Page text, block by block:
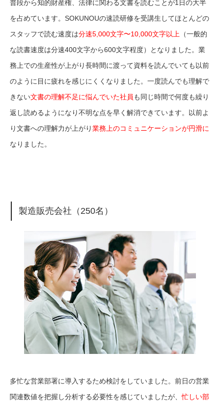
普段から知的財産権、法律に関わる文書を読むことが1日の大半
を占めています。SOKUNOUの速読研修を受講生してほとんどの
スタッフで読む速度は分速5,000文字〜10,000文字以上 （一般的
な読書速度は分速400文字から600文字程度）となりました。業
務上での生産性が上がり長時間に渡って資料を読んでいても以前
のように目に疲れを感じにくくなりました。一度読んでも理解で
きない文書の理解不足に悩んでいた社員 も同じ時間で何度も繰り
返し読めるようになり不明な点を早く解消できています。以前よ
り文書への理解力が上がり業務上のコミュニケーションが円滑に
なりました。
製造販売会社（250名）
多忙な営業部署に導入するため検討をしていました。前日の営業
関連数値を把握し分析する必要性を感じていましたが、忙しい部